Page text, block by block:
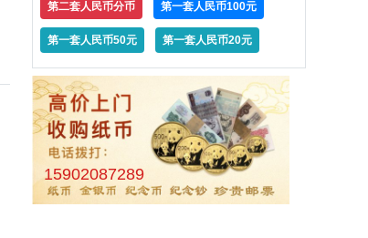
第二套人民币分币 第一套人民币100元
第一套人民币50元 第一套人民币20元
15902087289